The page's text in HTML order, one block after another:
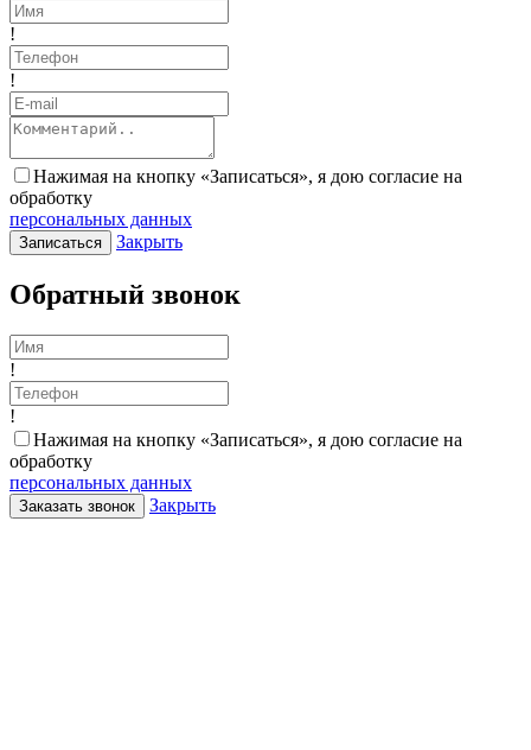
!
!
Нажимая на кнопку «Записаться», я дою согласие на
обработку
персональных данных
Записаться Закрыть
Обратный звонок
!
!
Нажимая на кнопку «Записаться», я дою согласие на
обработку
персональных данных
Заказать звонок Закрыть